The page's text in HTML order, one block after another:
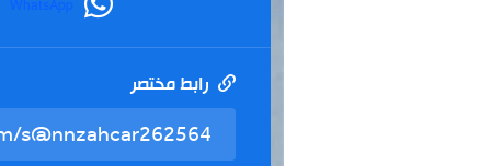
WhatsApp
رابط مختصر